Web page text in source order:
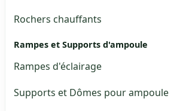
Rochers chauffants
Rampes et Supports d'ampoule
Rampes d'éclairage
Supports et Dômes pour ampoule